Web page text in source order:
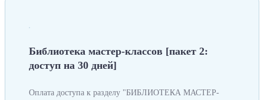
Библиотека мастер-классов [пакет 2:
доступ на 30 дней]
Оплата доступа к разделу "БИБЛИОТЕКА МАСТЕР-